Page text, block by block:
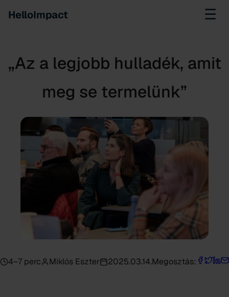
HelloImpact ☰
„Az a legjobb hulladék, amit
meg se termelünk”
4–7 perc Miklós Eszter 2025.03.14.Megosztás: